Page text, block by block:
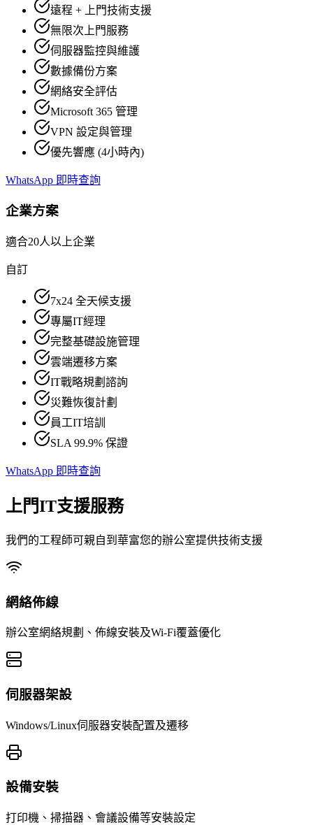
遠程 + 上門技術支援
無限次上門服務
伺服器監控與維護
數據備份方案
網絡安全評估
Microsoft 365 管理
VPN 設定與管理
優先響應 (4小時內)
WhatsApp 即時查詢
企業方案
適合20人以上企業
自訂
7x24 全天候支援
專屬IT經理
完整基礎設施管理
雲端遷移方案
IT戰略規劃諮詢
災難恢復計劃
員工IT培訓
SLA 99.9% 保證
WhatsApp 即時查詢
上門IT支援服務
我們的工程師可親自到華富您的辦公室提供技術支援
網絡佈線
辦公室網絡規劃、佈線安裝及Wi-Fi覆蓋優化
伺服器架設
Windows/Linux伺服器安裝配置及遷移
設備安裝
打印機、掃描器、會議設備等安裝設定